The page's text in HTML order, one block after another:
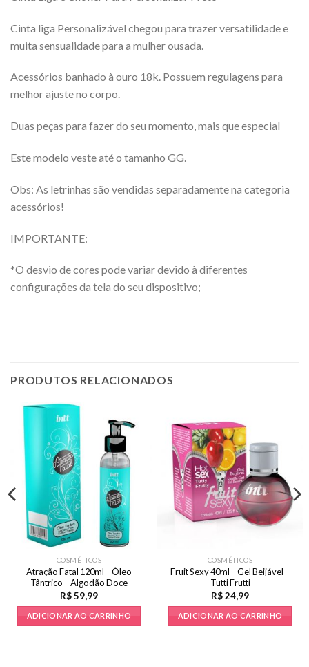
Cinta liga Personalizável chegou para trazer versatilidade e
muita sensualidade para a mulher ousada.
Acessórios banhado à ouro 18k. Possuem regulagens para
melhor ajuste no corpo.
Duas peças para fazer do seu momento, mais que especial
Este modelo veste até o tamanho GG.
Obs: As letrinhas são vendidas separadamente na categoria
acessórios!
IMPORTANTE:
*O desvio de cores pode variar devido à diferentes
configurações da tela do seu dispositivo;
PRODUTOS RELACIONADOS
COSMÉTICOS
Atração Fatal 120ml – Óleo
Tântrico – Algodão Doce
R$59,99
ADICIONAR AO CARRINHO
COSMÉTICOS
Fruit Sexy 40ml – Gel Beijável –
Tutti Frutti
R$24,99
ADICIONAR AO CARRINHO